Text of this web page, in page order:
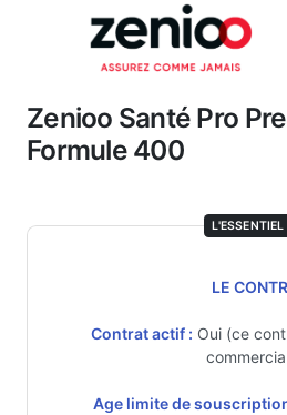
Zenioo Santé Pro
Formule 400
L'ESSENTIEL
LE
Contrat actif : Oui (ce
Age limite de